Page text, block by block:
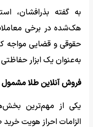
به گفته بذرافشان،
هک‌شده در برخی
حقوقی و قضایی مواجه
به‌عنوان یک ابزار
فروش آنلاین طلا
یکی از مهم‌ترین
الزامات احراز هویت